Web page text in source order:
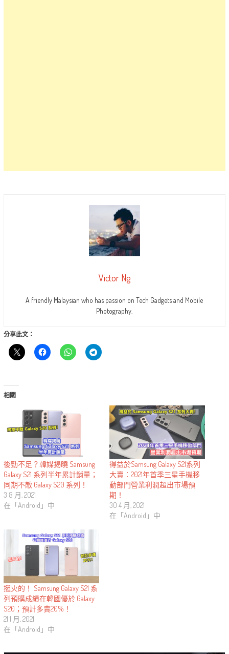
Victor Ng
A friendly Malaysian who has passion on Tech Gadgets and Mobile
Photography.
分享此文：
相關
後勁不足？韓媒揭曉 Samsung
Galaxy S21 系列半年累計銷量；
同期不敵 Galaxy S20 系列！
3 8 月, 2021
在「Android」中
得益於Samsung Galaxy S21系列
大賣：2021年首季三星手機移
動部門營業利潤超出市場預
期！
30 4 月, 2021
在「Android」中
挺火的！ Samsung Galaxy S21 系
列預購成績在韓國優於 Galaxy
S20；預計多賣20%！
21 1 月, 2021
在「Android」中